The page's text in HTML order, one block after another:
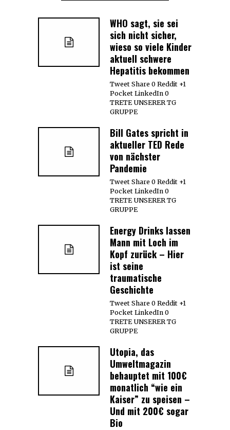
WHO sagt, sie sei
sich nicht sicher,
wieso so viele Kinder
aktuell schwere
Hepatitis bekommen
Tweet Share 0 Reddit +1
Pocket LinkedIn 0
TRETE UNSERER TG
GRUPPE
Bill Gates spricht in
aktueller TED Rede
von nächster
Pandemie
Tweet Share 0 Reddit +1
Pocket LinkedIn 0
TRETE UNSERER TG
GRUPPE
Energy Drinks lassen
Mann mit Loch im
Kopf zurück – Hier
ist seine
traumatische
Geschichte
Tweet Share 0 Reddit +1
Pocket LinkedIn 0
TRETE UNSERER TG
GRUPPE
Utopia, das
Umweltmagazin
behauptet mit 100€
monatlich “wie ein
Kaiser” zu speisen –
Und mit 200€ sogar
Bio